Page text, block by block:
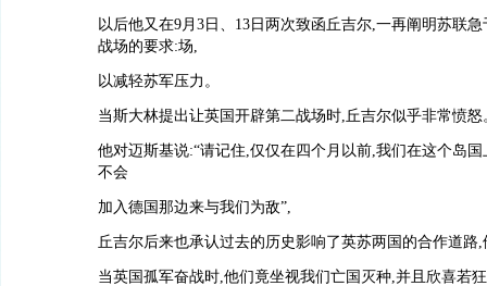
以后他又在9月3日、13日两次致函丘吉尔,一再阐明苏联
战场的要求:场,
以减轻苏军压力。
当斯大林提出让英国开辟第二战场时,丘吉尔似乎非常愤怒
他对迈斯基说:“请记住,仅仅在四个月以前,我们在这个岛
不会
加入德国那边来与我们为敌”,
丘吉尔后来也承认过去的历史影响了英苏两国的合作道路,
当英国孤军奋战时,他们竟坐视我们亡国灭种,并且欣喜若